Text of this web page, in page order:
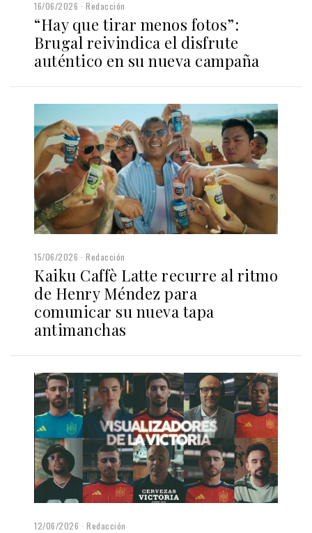
16/06/2026 Redacción
“Hay que tirar menos fotos”:
Brugal reivindica el disfrute
auténtico en su nueva campaña
15/06/2026 Redacción
Kaiku Caffè Latte recurre al ritmo
de Henry Méndez para
comunicar su nueva tapa
antimanchas
12/06/2026 Redacción